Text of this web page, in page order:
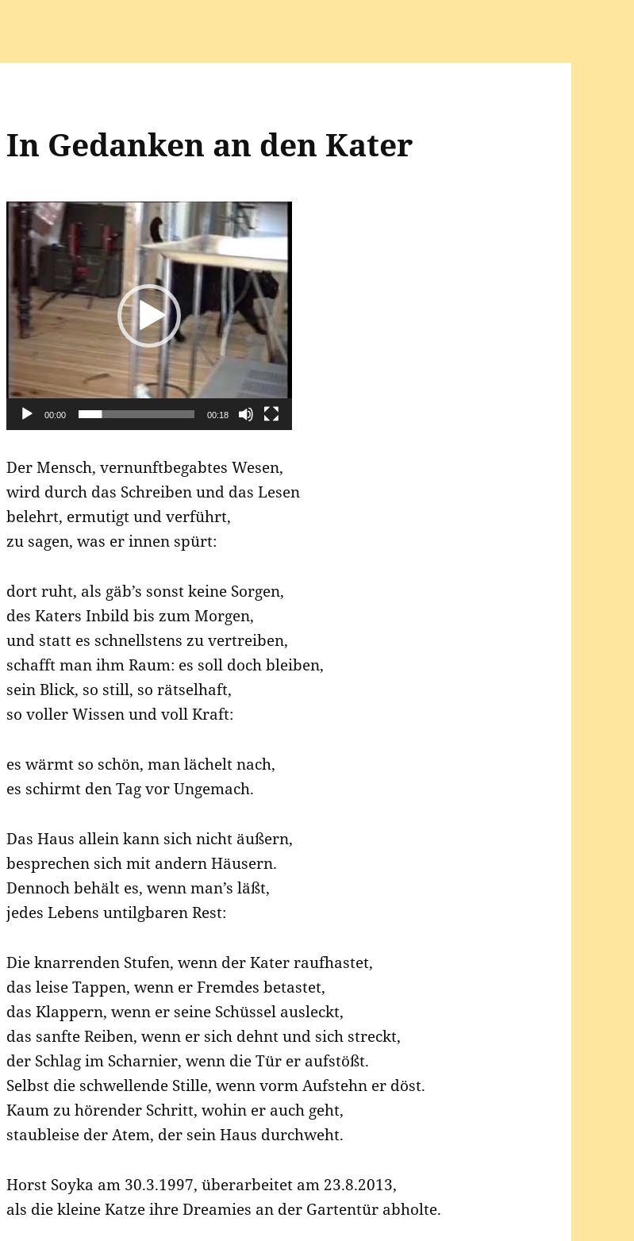
In Gedanken an den Kater
Video-
Player
00:00 00:18
Der Mensch, ver­nunft­be­gab­tes Wesen,
wird durch das Schrei­ben und das Lesen
belehrt, ermu­tigt und verführt,
zu sagen, was er innen spürt:
dort ruht, als gäb’s sonst kei­ne Sorgen,
des Katers Inbild bis zum Morgen,
und statt es schnells­tens zu vertreiben,
schafft man ihm Raum: es soll doch bleiben,
sein Blick, so still, so rätselhaft,
so vol­ler Wis­sen und voll Kraft:
es wärmt so schön, man lächelt nach,
es schirmt den Tag vor Ungemach.
Das Haus allein kann sich nicht äußern,
bespre­chen sich mit andern Häusern.
Den­noch behält es, wenn man’s läßt,
jedes Lebens untilg­ba­ren Rest:
Die knar­ren­den Stu­fen, wenn der Kater raufhastet,
das lei­se Tap­pen, wenn er Frem­des betastet,
das Klap­pern, wenn er sei­ne Schüs­sel ausleckt,
das sanf­te Rei­ben, wenn er sich dehnt und sich streckt,
der Schlag im Schar­nier, wenn die Tür er aufstößt.
Selbst die schwel­len­de Stil­le, wenn vorm Auf­stehn er döst.
Kaum zu hören­der Schritt, wohin er auch geht,
staub­lei­se der Atem, der sein Haus durchweht.
Horst Soy­ka am 30.3.1997, über­ar­bei­tet am 23.8.2013,
als die klei­ne Kat­ze ihre Dre­a­mies an der Gar­ten­tür abholte.